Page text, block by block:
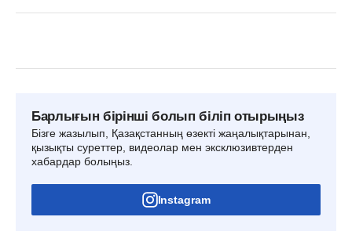
Барлығын бірінші болып біліп отырыңыз
Бізге жазылып, Қазақстанның өзекті жаңалықтарынан,
қызықты суреттер, видеолар мен эксклюзивтерден
хабардар болыңыз.
Instagram